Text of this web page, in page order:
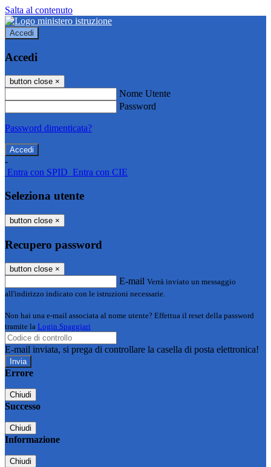
Salta al contenuto
Accedi
Accedi
button close ×
Nome Utente
Password
Password dimenticata?
-
Entra con SPID Entra con CIE
Seleziona utente
button close ×
Recupero password
button close ×
E-mail Verrà inviato un messaggio
all'indirizzo indicato con le istruzioni necessarie.
Non hai una e-mail associata al nome utente? Effettua il reset della password
tramite la Login Spaggiari
E-mail inviata, si prega di controllare la casella di posta elettronica!
Errore
Chiudi
Successo
Chiudi
Informazione
Chiudi